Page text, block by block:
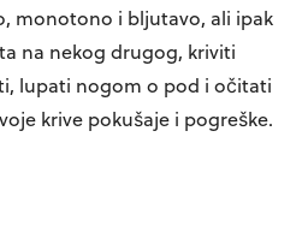
monotono i bljutavo, ali ipak
na nekog drugog, kriviti
lupati nogom o pod i očitati
krive pokušaje i pogreške.